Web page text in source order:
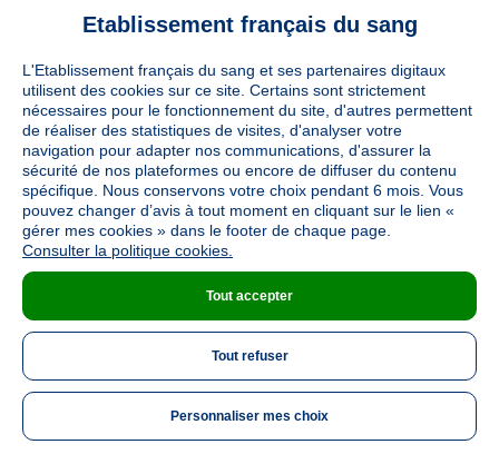
Vous êtes
Informations légales
Utiles
À découvrir
Nous suivre
Instagram
Facebook
YouTube
Etablissement français du sang
L'Etablissement français du sang et ses partenaires digitaux
utilisent des cookies sur ce site. Certains sont strictement
nécessaires pour le fonctionnement du site, d'autres permettent
de réaliser des statistiques de visites, d'analyser votre
navigation pour adapter nos communications, d'assurer la
sécurité de nos plateformes ou encore de diffuser du contenu
spécifique. Nous conservons votre choix pendant 6 mois. Vous
pouvez changer d’avis à tout moment en cliquant sur le lien «
gérer mes cookies » dans le footer de chaque page.
Consulter la politique cookies.
Tout accepter
Tout refuser
Personnaliser mes choix